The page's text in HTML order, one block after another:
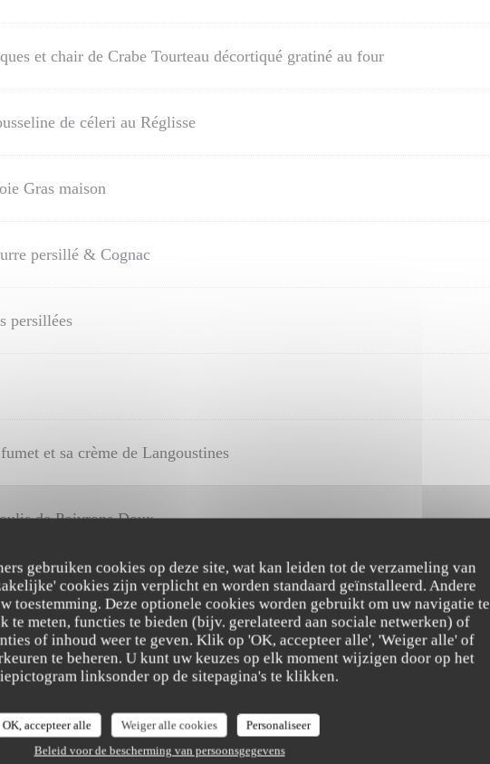
gebruiken cookies op deze site, wat kan leiden tot de verzameling van
cookies zijn verplicht en worden standaard geïnstalleerd. Andere
toestemming. Deze optionele cookies worden gebruikt om uw navigatie te
te meten, functies te bieden (bijv. gerelateerd aan sociale netwerken) of
of inhoud weer te geven. Klik op 'OK, accepteer alle', 'Weiger alle' of
te beheren. U kunt uw keuzes op elk moment wijzigen door op het
linksonder op de sitepagina's te klikken.
OK, accepteer alle Weiger alle cookies
Personaliseer
Beleid voor de bescherming van persoonsgegevens
et chair de Crabe Tourteau décortiqué gratiné au four
de céleri au Réglisse
Gras maison
persillé & Cognac
persillées
et sa crème de Langoustines
de Poivrons Doux
de Homard
Doux